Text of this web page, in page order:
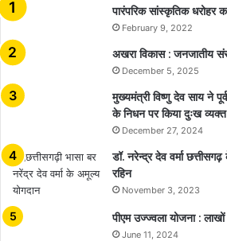
​​​​​​​पारंपरिक सांस्कृतिक धरोहर
February 9, 2022
अखरा विकास : जनजातीय
December 5, 2025
मुख्यमंत्री विष्णु देव साय ने
के निधन पर किया दुःख व्यक्त
December 27, 2024
डॉ. नरेन्द्र देव वर्मा
रहिन
November 3, 2023
पीएम उज्ज्वला योजना :
June 11, 2024